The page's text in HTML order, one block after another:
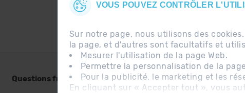
VOUS POUVEZ CONTRÔLER
Sur notre page, nous utilisons des
la page, et d'autres sont facultatifs et
Mesurer l'utilisation de la page Web.
Permettre la personnalisation de la
Pour la publicité, le marketing et les
En cliquant sur « Accepter tout », vous
Questions fréquentes Avis légal Information